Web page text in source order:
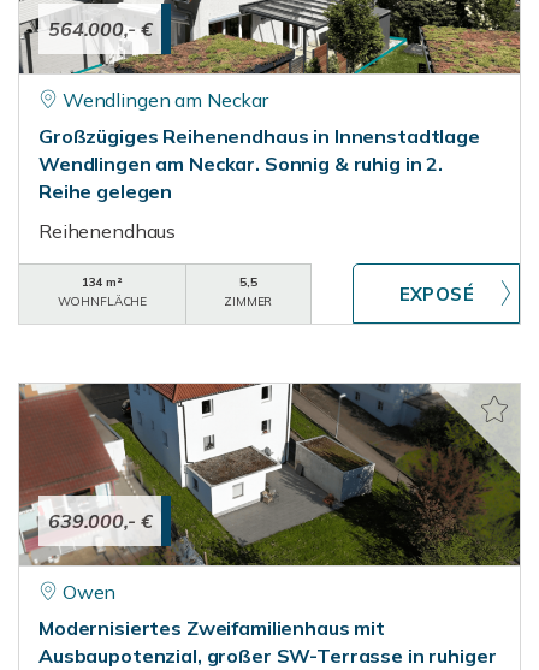
564.000,- €
Wendlingen am Neckar
Großzügiges Reihenendhaus in Innenstadtlage
Wendlingen am Neckar. Sonnig & ruhig in 2.
Reihe gelegen
Reihenendhaus
134 m²
WOHNFLÄCHE
5,5
ZIMMER
639.000,- €
Owen
Modernisiertes Zweifamilienhaus mit
Ausbaupotenzial, großer SW-Terrasse in ruhiger